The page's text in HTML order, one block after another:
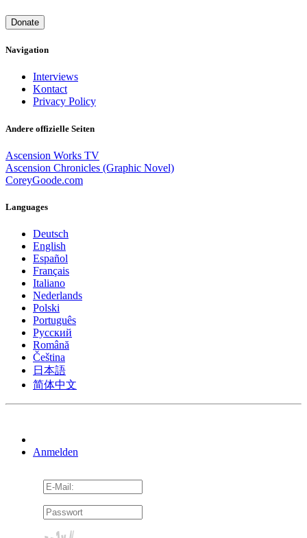
Donate
Navigation
Interviews
Kontact
Privacy Policy
Andere offizielle Seiten
Ascension Works TV
Ascension Chronicles (Graphic Novel)
CoreyGoode.com
Languages
Deutsch
English
Español
Français
Italiano
Nederlands
Polski
Português
Pусский
Română
Čeština
日本語
简体中文
Anmelden